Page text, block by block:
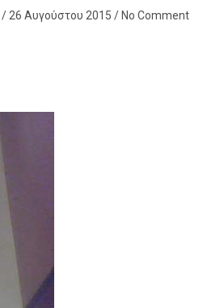
/ 26 Αυγούστου 2015 / No Comment